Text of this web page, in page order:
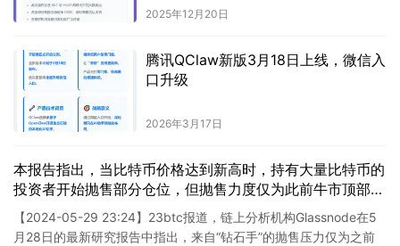
2025年12月20日
腾讯QClaw新版3月18日上线，微信入
口升级
2026年3月17日
本报告指出，当比特币价格达到新高时，持有大量比特币的
投资者开始抛售部分仓位，但抛售力度仅为此前牛市顶部的
一半。
【2024-05-29 23:24】23btc报道，链上分析机构Glassnode在5
月28日的最新研究报告中指出，来自“钻石手”的抛售压力仅为之前